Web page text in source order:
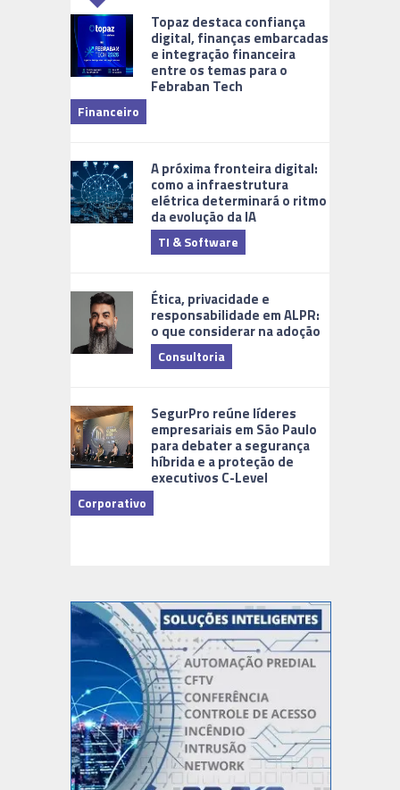
Topaz destaca confiança
digital, finanças embarcadas
e integração financeira
entre os temas para o
Febraban Tech
Financeiro
A próxima fronteira digital:
como a infraestrutura
elétrica determinará o ritmo
da evolução da IA
TI & Software
Ética, privacidade e
responsabilidade em ALPR:
o que considerar na adoção
Consultoria
SegurPro reúne líderes
empresariais em São Paulo
para debater a segurança
híbrida e a proteção de
executivos C-Level
Corporativo